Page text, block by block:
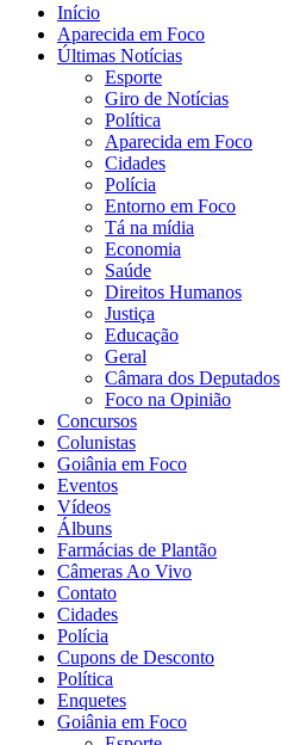
Início
Aparecida em Foco
Últimas Notícias
Esporte
Giro de Notícias
Política
Aparecida em Foco
Cidades
Polícia
Entorno em Foco
Tá na mídia
Economia
Saúde
Direitos Humanos
Justiça
Educação
Geral
Câmara dos Deputados
Foco na Opinião
Concursos
Colunistas
Goiânia em Foco
Eventos
Vídeos
Álbuns
Farmácias de Plantão
Câmeras Ao Vivo
Contato
Cidades
Polícia
Cupons de Desconto
Política
Enquetes
Goiânia em Foco